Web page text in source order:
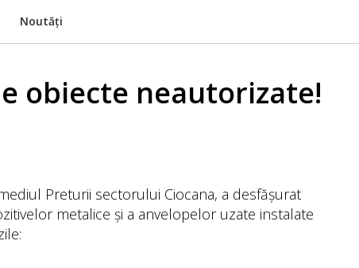
Noutăți
obiecte neautorizate!
Preturii sectorului Ciocana, a desfășurat
metalice și a anvelopelor uzate instalate